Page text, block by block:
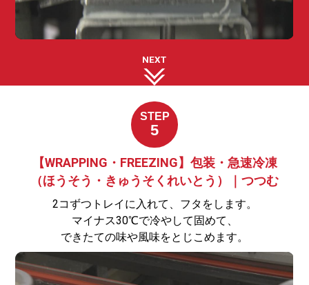
NEXT
STEP
5
【WRAPPING・FREEZING】包装・急速冷凍
（ほうそう・きゅうそくれいとう）｜つつむ
2コずつトレイに入れて、フタをします。
マイナス30℃で冷やして固めて、
できたての味や風味をとじこめます。